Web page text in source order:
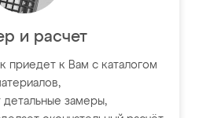
и расчет
приедет к Вам с каталогом
детальные замеры,